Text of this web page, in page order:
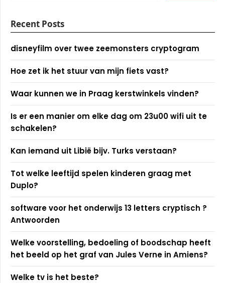
Recent Posts
disneyfilm over twee zeemonsters cryptogram
Hoe zet ik het stuur van mijn fiets vast?
Waar kunnen we in Praag kerstwinkels vinden?
Is er een manier om elke dag om 23u00 wifi uit te
schakelen?
Kan iemand uit Libië bijv. Turks verstaan?
Tot welke leeftijd spelen kinderen graag met
Duplo?
software voor het onderwijs 13 letters cryptisch ?
Antwoorden
Welke voorstelling, bedoeling of boodschap heeft
het beeld op het graf van Jules Verne in Amiens?
Welke tv is het beste?